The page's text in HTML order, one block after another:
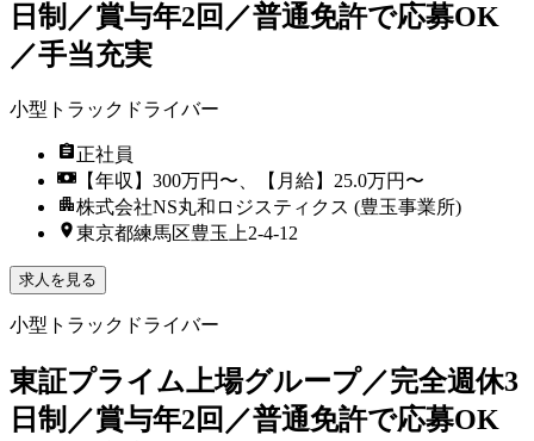
日制／賞与年2回／普通免許で応募OK
／手当充実
小型トラックドライバー
正社員
【年収】300万円〜、【月給】25.0万円〜
株式会社NS丸和ロジスティクス (豊玉事業所)
東京都練馬区豊玉上2-4-12
求人を見る
小型トラックドライバー
東証プライム上場グループ／完全週休3
日制／賞与年2回／普通免許で応募OK